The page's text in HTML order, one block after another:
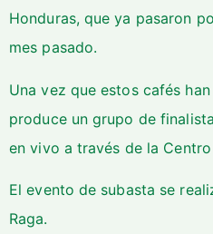
Honduras, que ya pasaron
mes pasado.
Una vez que estos cafés
produce un grupo de
en vivo a través de la
El evento de subasta se
Raga.